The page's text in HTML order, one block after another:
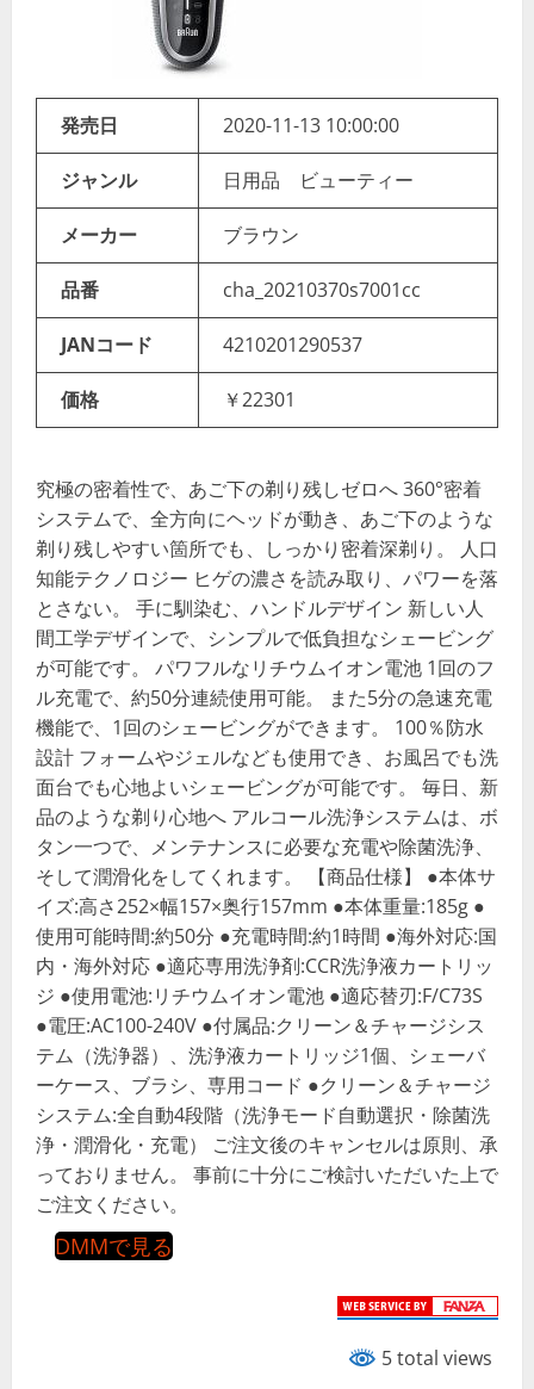
発売日 2020-11-13 10:00:00
ジャンル 日用品 ビューティー
メーカー ブラウン
品番 cha_20210370s7001cc
JANコード 4210201290537
価格 ￥22301
究極の密着性で、あご下の剃り残しゼロへ 360°密着
システムで、全方向にヘッドが動き、あご下のような
剃り残しやすい箇所でも、しっかり密着深剃り。 人口
知能テクノロジー ヒゲの濃さを読み取り、パワーを落
とさない。 手に馴染む、ハンドルデザイン 新しい人
間工学デザインで、シンプルで低負担なシェービング
が可能です。 パワフルなリチウムイオン電池 1回のフ
ル充電で、約50分連続使用可能。 また5分の急速充電
機能で、1回のシェービングができます。 100％防水
設計 フォームやジェルなども使用でき、お風呂でも洗
面台でも心地よいシェービングが可能です。 毎日、新
品のような剃り心地へ アルコール洗浄システムは、ボ
タン一つで、メンテナンスに必要な充電や除菌洗浄、
そして潤滑化をしてくれます。 【商品仕様】 ●本体サ
イズ:高さ252×幅157×奥行157mm ●本体重量:185g ●
使用可能時間:約50分 ●充電時間:約1時間 ●海外対応:国
内・海外対応 ●適応専用洗浄剤:CCR洗浄液カートリッ
ジ ●使用電池:リチウムイオン電池 ●適応替刃:F/C73S
●電圧:AC100-240V ●付属品:クリーン＆チャージシス
テム（洗浄器）、洗浄液カートリッジ1個、シェーバ
ーケース、ブラシ、専用コード ●クリーン＆チャージ
システム:全自動4段階（洗浄モード自動選択・除菌洗
浄・潤滑化・充電） ご注文後のキャンセルは原則、承
っておりません。 事前に十分にご検討いただいた上で
ご注文ください。
DMMで見る
5 total views